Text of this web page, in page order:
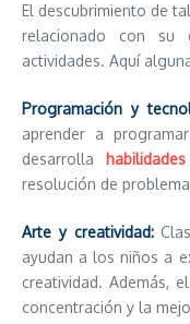
El descubrimiento de
relacionado con su
actividades. Aquí
Programación y
aprender a
desarrolla
resolución de
Arte y creatividad:
ayudan a los niños a
creatividad. Además,
concentración y la